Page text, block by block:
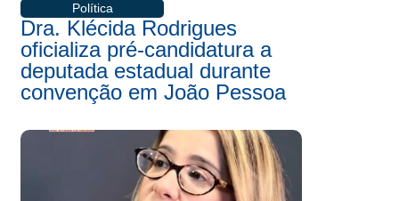
Política
Dra. Klécida Rodrigues
oficializa pré-candidatura a
deputada estadual durante
convenção em João Pessoa